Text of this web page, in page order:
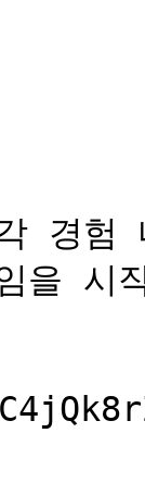
경험
을 시